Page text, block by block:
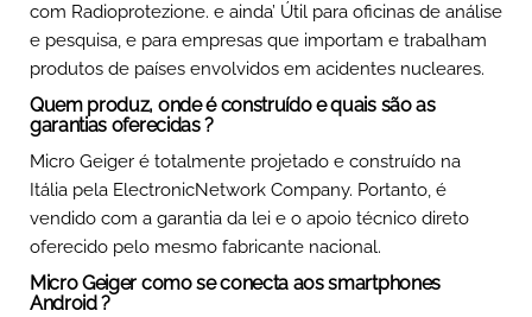
com Radioprotezione. e ainda’ Útil para oficinas de análise
e pesquisa, e para empresas que importam e trabalham
produtos de países envolvidos em acidentes nucleares.
Quem produz, onde é construído e quais são as
garantias oferecidas ?
Micro Geiger é totalmente projetado e construído na
Itália pela ElectronicNetwork Company. Portanto, é
vendido com a garantia da lei e o apoio técnico direto
oferecido pelo mesmo fabricante nacional.
Micro Geiger como se conecta aos smartphones
Android ?